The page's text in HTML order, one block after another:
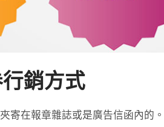
銷方式
寄在報章雜誌或是廣告信函內的